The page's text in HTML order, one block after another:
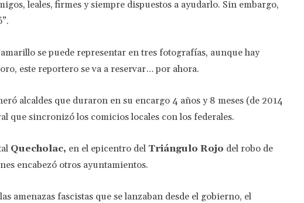
leales, firmes y siempre dispuestos a ayudarlo. Sin embargo,
se puede representar en tres fotografías, aunque hay
este reportero se va a reservar… por ahora.
alcaldes que duraron en su encargo 4 años y 8 meses (de 2014
que sincronizó los comicios locales con los federales.
Quecholac, en el epicentro del Triángulo Rojo del robo de
encabezó otros ayuntamientos.
amenazas fascistas que se lanzaban desde el gobierno, el